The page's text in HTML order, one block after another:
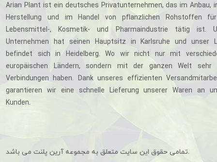
Arian Plant ist ein deutsches Privatunternehmen, das im Anbau,
Herstellung und im Handel von pflanzlichen Rohstoffen
Lebensmittel-, Kosmetik- und Pharmaindustrie tätig ist.
Unternehmen hat seinen Hauptsitz in Karlsruhe und unser
befindet sich in Heidelberg. Wo wir nicht nur mit
europäischen Ländern, sondern mit der ganzen Welt sehr
Verbindungen haben. Dank unseres effizienten
garantieren wir eine schnelle Lieferung unserer Waren an
Kunden.
تمامی حقوق این سایت متعلق به مجموعه آرین پلنت می باشد.